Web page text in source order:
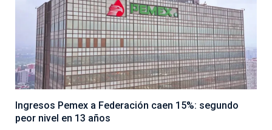
Ingresos Pemex a Federación caen 15%: segundo
peor nivel en 13 años